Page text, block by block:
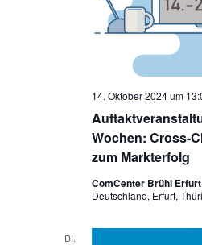
Wochen: Cross-
zum Markterfolg
14. Oktober 2024 um
ComCenter Brühl Erfurt
Deutschland, Erfurt,
DI.